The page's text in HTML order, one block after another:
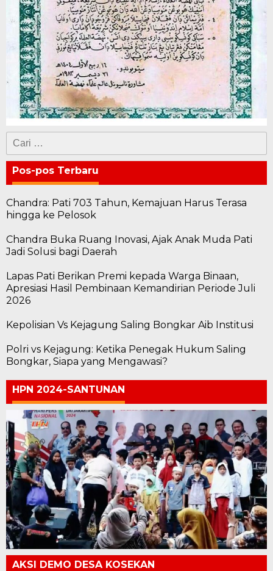
Cari
untuk:
Pos-pos Terbaru
Chandra: Pati 703 Tahun, Kemajuan Harus Terasa
hingga ke Pelosok
Chandra Buka Ruang Inovasi, Ajak Anak Muda Pati
Jadi Solusi bagi Daerah
Lapas Pati Berikan Premi kepada Warga Binaan,
Apresiasi Hasil Pembinaan Kemandirian Periode Juli
2026
Kepolisian Vs Kejagung Saling Bongkar Aib Institusi
Polri vs Kejagung: Ketika Penegak Hukum Saling
Bongkar, Siapa yang Mengawasi?
HPN 2024-SANTUNAN
AKSI DEMO DESA KOSEKAN